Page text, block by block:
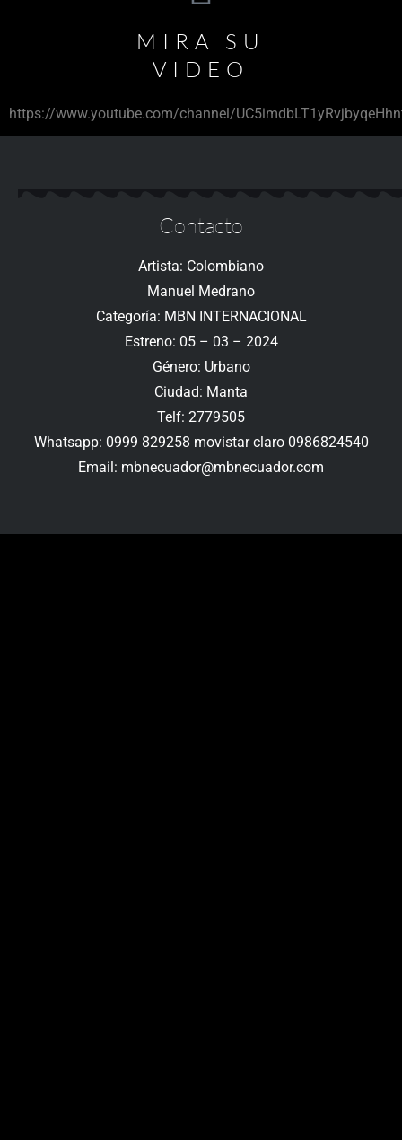
MIRA SU
VIDEO
https://www.youtube.com/channel/
Contacto
Artista: Colombiano
Manuel Medrano
Categoría: MBN INTERNACIONAL
Estreno: 05 – 03 – 2024
Género: Urbano
Ciudad: Manta
Telf: 2779505
Whatsapp: 0999 829258 movistar claro 0986824540
Email: mbnecuador@mbnecuador.com